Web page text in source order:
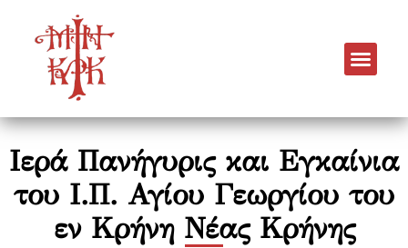
Ιερά Πανήγυρις και Εγκαίνια
του Ι.Π. Αγίου Γεωργίου του
εν Κρήνη Νέας Κρήνης